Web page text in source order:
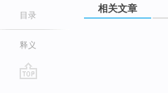
目录
释义
相关文章